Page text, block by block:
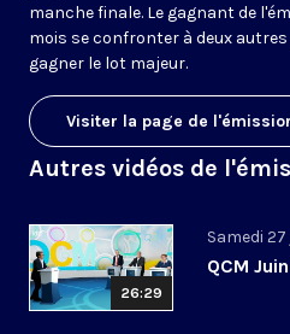
manche finale. Le gagnant de
mois se confronter à deux
gagner le lot majeur.
Visiter la page de
Autres vidéos de
26:29
Samedi
QCM